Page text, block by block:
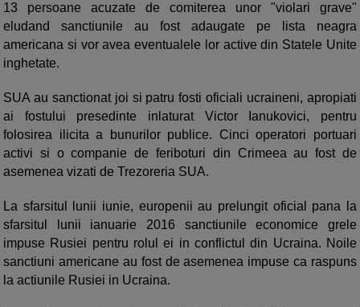
13 persoane acuzate de comiterea unor "violari grave"
eludand sanctiunile au fost adaugate pe lista neagra
americana si vor avea eventualele lor active din Statele Unite
inghetate.
SUA au sanctionat joi si patru fosti oficiali ucraineni, apropiati
ai fostului presedinte inlaturat Victor Ianukovici, pentru
folosirea ilicita a bunurilor publice. Cinci operatori portuari
activi si o companie de feriboturi din Crimeea au fost de
asemenea vizati de Trezoreria SUA.
La sfarsitul lunii iunie, europenii au prelungit oficial pana la
sfarsitul lunii ianuarie 2016 sanctiunile economice grele
impuse Rusiei pentru rolul ei in conflictul din Ucraina. Noile
sanctiuni americane au fost de asemenea impuse ca raspuns
la actiunile Rusiei in Ucraina.